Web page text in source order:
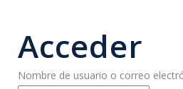
Acceder
Nombre de usuario o correo